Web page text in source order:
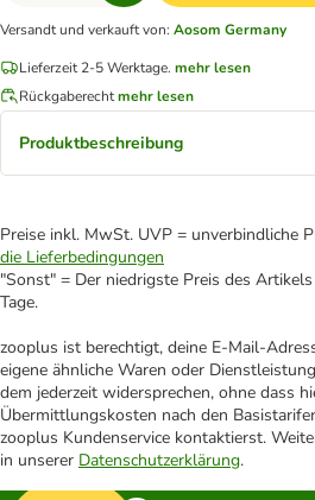
Versandt und verkauft von: Aosom Germany
Lieferzeit 2-5 Werktage. mehr lesen
Rückgaberechtmehr lesen
Produktbeschreibung
Preise inkl. MwSt. UVP = unverbindliche
die Lieferbedingungen
"Sonst" = Der niedrigste Preis des
Tage.
zooplus ist berechtigt, deine E-Mail-
eigene ähnliche Waren oder
dem jederzeit widersprechen, ohne dass
Übermittlungskosten nach den
zooplus Kundenservice kontaktierst.
in unserer Datenschutzerklärung.